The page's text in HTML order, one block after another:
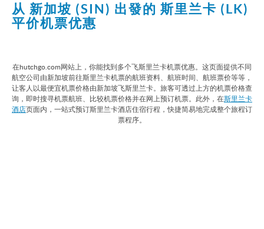
从 新加坡 (SIN) 出發的 斯里兰卡 (LK)
平价机票优惠
在hutchgo.com网站上，你能找到多个飞斯里兰卡机票优惠。这页面提供不同
航空公司由新加坡前往斯里兰卡机票的航班资料、航班时间、航班票价等等，
让客人以最便宜机票价格由新加坡飞斯里兰卡。旅客可透过上方的机票价格查
询，即时搜寻机票航班、比较机票价格并在网上预订机票。此外，在斯里兰卡
酒店页面内，一站式预订斯里兰卡酒店住宿行程，快捷简易地完成整个旅程订
票程序。